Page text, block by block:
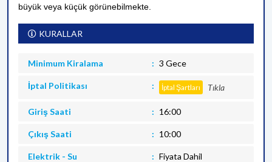
büyük veya küçük görünebilmekte.
KURALLAR
Minimum Kiralama 3 Gece
İptal Politikası İptal Şartları Tıkla
Giriş Saati 16:00
Çıkış Saati 10:00
Elektrik - Su Fiyata Dahil